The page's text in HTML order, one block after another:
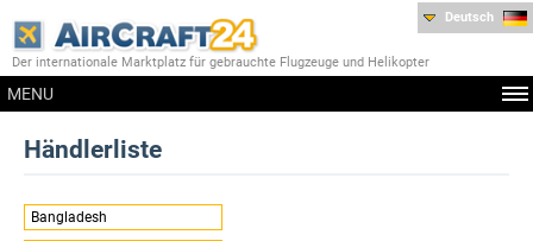
Der internationale Marktplatz für gebrauchte Flugzeuge und Helikopter
MENU
Deutsch
Händlerliste
Bangladesh